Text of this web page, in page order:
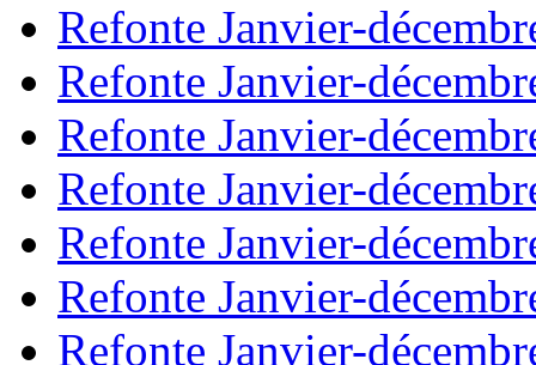
Refonte Janvier-
Refonte Janvier-
Refonte Janvier-
Refonte Janvier-
Refonte Janvier-
Refonte Janvier-
Refonte Janvier-